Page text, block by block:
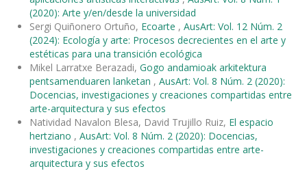
(2020): Arte y/en/desde la universidad
Sergi Quiñonero Ortuño, Ecoarte , AusArt: Vol. 12 Núm. 2
(2024): Ecología y arte: Procesos decrecientes en el arte y
estéticas para una transición ecológica
Mikel Larratxe Berazadi, Gogo andamioak arkitektura
pentsamenduaren lanketan , AusArt: Vol. 8 Núm. 2 (2020):
Docencias, investigaciones y creaciones compartidas entre
arte-arquitectura y sus efectos
Natividad Navalon Blesa, David Trujillo Ruiz, El espacio
hertziano , AusArt: Vol. 8 Núm. 2 (2020): Docencias,
investigaciones y creaciones compartidas entre arte-
arquitectura y sus efectos